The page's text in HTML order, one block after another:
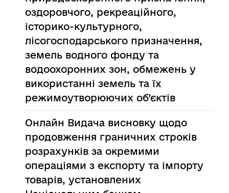
оздоровчого, рекреаційного,
історико-культурного,
лісогосподарського призначення,
земель водного фонду та
водоохоронних зон, обмежень у
використанні земель та їх
режимоутворюючих об’єктів
Онлайн Видача висновку щодо
продовження граничних строків
розрахунків за окремими
операціями з експорту та імпорту
товарів, установлених